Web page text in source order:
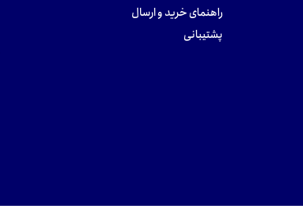
راهنمای خرید و ارسال
پشتیبانی